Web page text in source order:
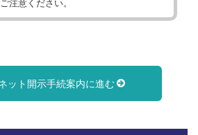
注意ください。
ット開示手続案内に進む